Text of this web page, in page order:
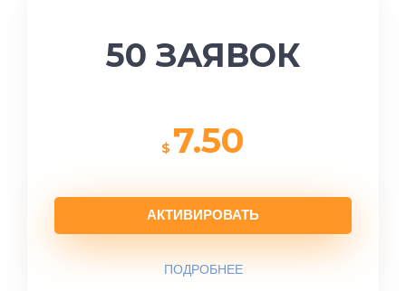
50 ЗАЯВОК
$ 7.50
АКТИВИРОВАТЬ
ПОДРОБНЕЕ